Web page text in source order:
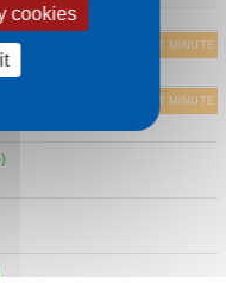
LAST MINUTE
LAST MINUTE
cookies